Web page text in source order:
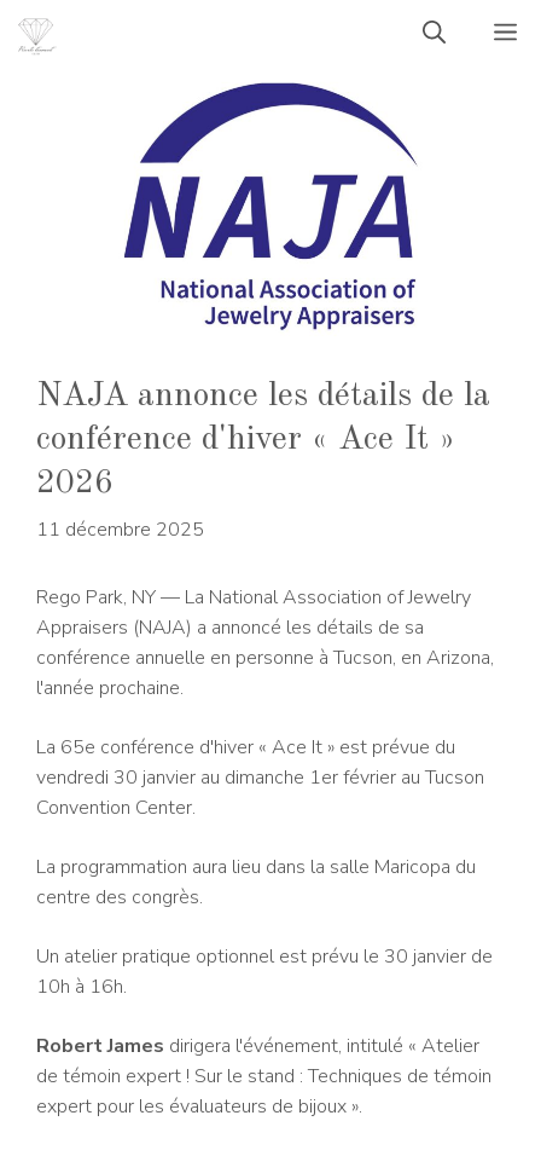
Aller
NAJA annonce les détails de la
conférence d'hiver « Ace It »
2026
11 décembre 2025
Rego Park, NY — La National Association of Jewelry
Appraisers (NAJA) a annoncé les détails de sa
conférence annuelle en personne à Tucson, en Arizona,
l'année prochaine.
La 65e conférence d'hiver « Ace It » est prévue du
vendredi 30 janvier au dimanche 1er février au Tucson
Convention Center.
La programmation aura lieu dans la salle Maricopa du
centre des congrès.
Un atelier pratique optionnel est prévu le 30 janvier de
10h à 16h.
Robert James dirigera l'événement, intitulé « Atelier
de témoin expert ! Sur le stand : Techniques de témoin
expert pour les évaluateurs de bijoux ».